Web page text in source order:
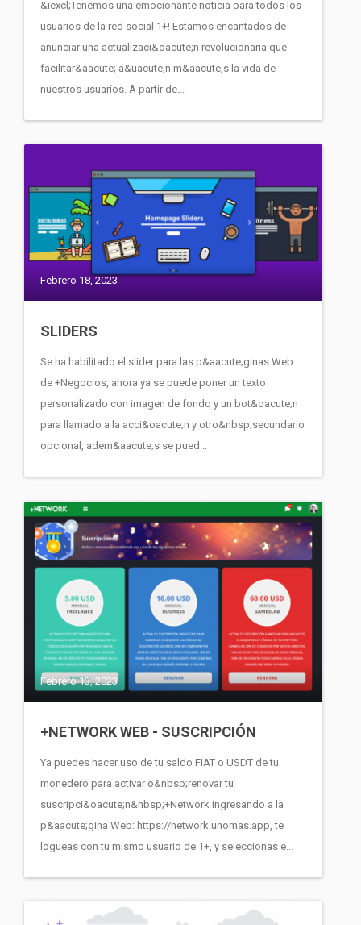
&iexcl;Tenemos una emocionante noticia para todos los
usuarios de la red social 1+! Estamos encantados de
anunciar una actualizaci&oacute;n revolucionaria que
facilitar&aacute; a&uacute;n m&aacute;s la vida de
nuestros usuarios. A partir de...
Febrero 18, 2023
SLIDERS
Se ha habilitado el slider para las p&aacute;ginas Web
de +Negocios, ahora ya se puede poner un texto
personalizado con imagen de fondo y un bot&oacute;n
para llamado a la acci&oacute;n y otro&nbsp;secundario
opcional, adem&aacute;s se pued...
Febrero 13, 2023
+NETWORK WEB - SUSCRIPCIÓN
Ya puedes hacer uso de tu saldo FIAT o USDT de tu
monedero para activar o&nbsp;renovar tu
suscripci&oacute;n&nbsp;+Network ingresando a la
p&aacute;gina Web: https://network.unomas.app, te
logueas con tu mismo usuario de 1+, y seleccionas e...